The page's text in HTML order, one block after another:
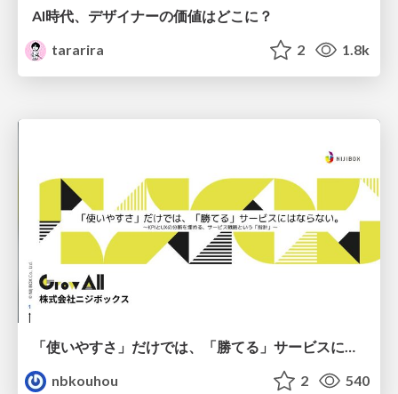
AI時代、デザイナーの価値はどこに？
tararira
2 1.8k
「使いやすさ」だけでは、「勝てる」サービスにはならない。〜KPIとUXの分断を埋める、サービス戦略という「指針」〜
nbkouhou
2 540